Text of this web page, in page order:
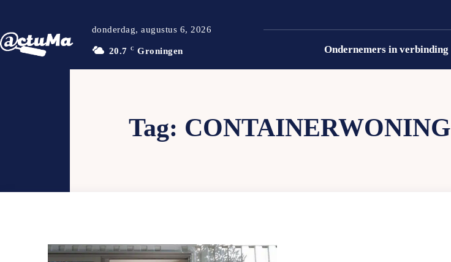
donderdag, augustus 6, 2026
20.7 C Groningen Ondernemers in verbinding
Tag: CONTAINERWONING